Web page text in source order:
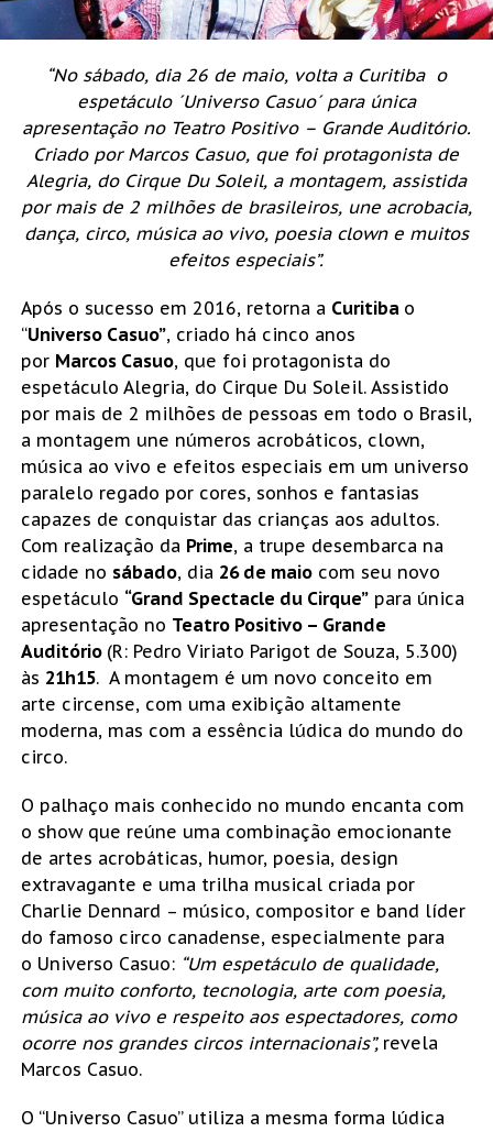
“No sábado, dia 26 de maio, volta a Curitiba o
espetáculo ´Universo Casuo´ para única
apresentação no Teatro Positivo – Grande Auditório.
Criado por MarcosCasuo, que foi protagonista de
Alegria, do Cirque Du Soleil, a montagem, assistida
por mais de 2 milhões de brasileiros, une acrobacia,
dança, circo, música ao vivo, poesia clown e muitos
efeitos especiais”.
Após o sucesso em 2016, retorna a Curitiba o
“Universo Casuo”, criado há cinco anos
por Marcos Casuo, que foi protagonista do
espetáculo Alegria, do Cirque Du Soleil. Assistido
por mais de 2 milhões de pessoas em todo o Brasil,
a montagem une números acrobáticos, clown,
música ao vivo e efeitos especiais em um universo
paralelo regado por cores, sonhos e fantasias
capazes de conquistar das crianças aos adultos.
Com realização da Prime, a trupe desembarca na
cidade no sábado, dia 26 de maiocom seu novo
espetáculo “Grand Spectacle du Cirque”para única
apresentação no Teatro Positivo – Grande
Auditório (R: Pedro Viriato Parigot de Souza, 5.300)
às 21h15. A montagem é um novo conceito em
arte circense, com uma exibição altamente
moderna, mas com a essência lúdica do mundo do
circo.
O palhaço mais conhecido no mundo encanta com
o show que reúne uma combinação emocionante
de artes acrobáticas, humor, poesia, design
extravagante e uma trilha musical criada por
Charlie Dennard – músico, compositor e band líder
do famoso circo canadense, especialmente para
o Universo Casuo: “Um espetáculo de qualidade,
com muito conforto, tecnologia, arte com poesia,
música ao vivo e respeito aos espectadores, como
ocorre nos grandes circos internacionais”, revela
Marcos Casuo.
O “Universo Casuo” utiliza a mesma forma lúdica